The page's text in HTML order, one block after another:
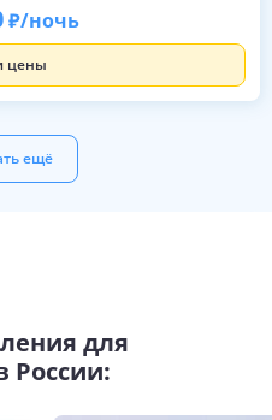
/ночь
цены
ещё
для
России: